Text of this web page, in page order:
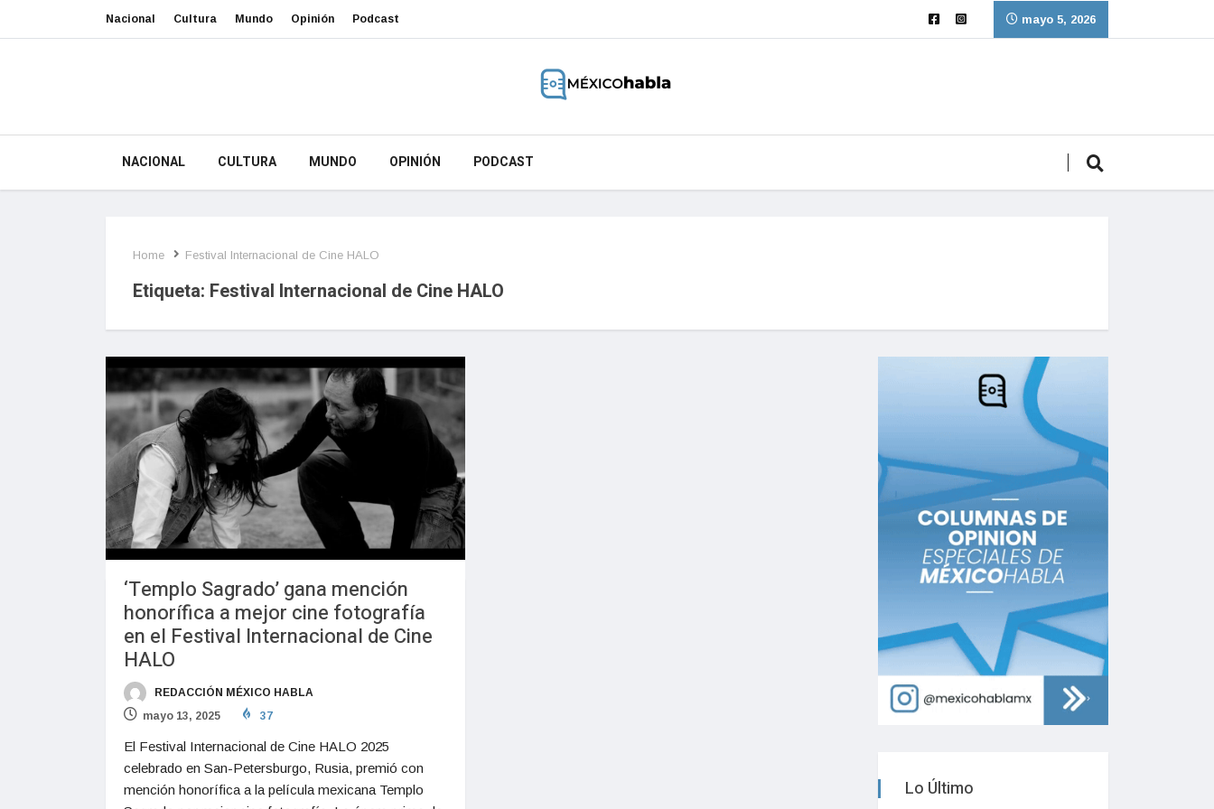
Nacional Cultura Mundo Opinión Podcast mayo 5, 2026
NACIONAL CULTURA MUNDO OPINIÓN PODCAST
Home Festival Internacional de Cine HALO
Etiqueta: Festival Internacional de Cine HALO
‘Templo Sagrado’ gana mención
honorífica a mejor cine fotografía
en el Festival Internacional de Cine
HALO
REDACCIÓN MÉXICO HABLA
mayo 13, 2025
37
El Festival Internacional de Cine HALO 2025
celebrado en San-Petersburgo, Rusia, premió con
mención honorífica a la película mexicana Templo
Lo Último